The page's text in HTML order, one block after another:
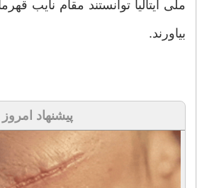
ملی ایتالیا توانستند مقام نایب
بیاورند.
پیشنهاد امروز